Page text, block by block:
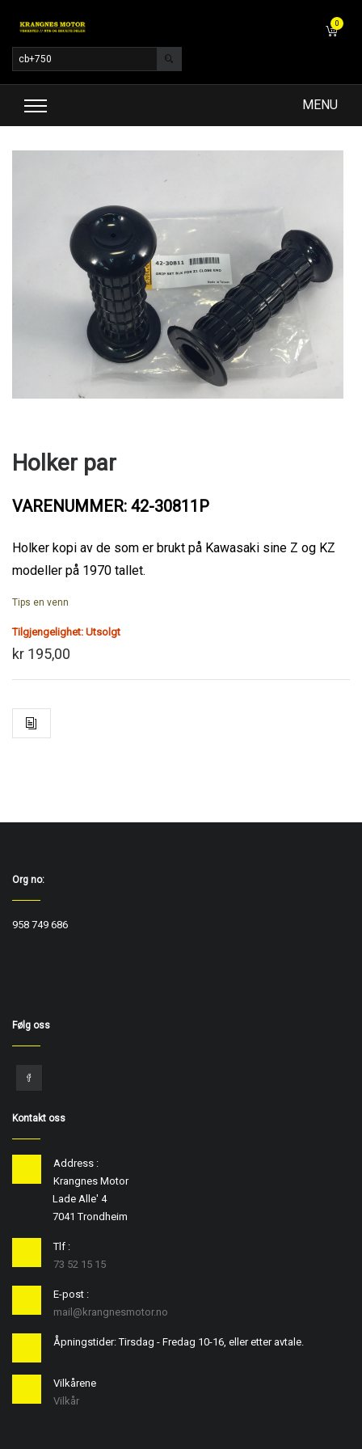
0
MENU
Holker par
VARENUMMER: 42-30811P
Holker kopi av de som er brukt på Kawasaki sine Z og KZ
modeller på 1970 tallet.
Tips en venn
Tilgjengelighet: Utsolgt
kr 195,00
Org no:
958 749 686
Følg oss
Kontakt oss
Address :
Krangnes Motor
Lade Alle' 4
7041 Trondheim
Tlf :
73 52 15 15
E-post :
mail@krangnesmotor.no
Åpningstider: Tirsdag - Fredag 10-16, eller etter avtale.
Vilkårene
Vilkår